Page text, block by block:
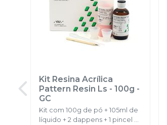
Kit Resina Acrílica
Pattern Resin Ls - 100g -
GC
Kit com 100g de pó + 105ml de
líquido + 2 dappens + 1 pincel + 1